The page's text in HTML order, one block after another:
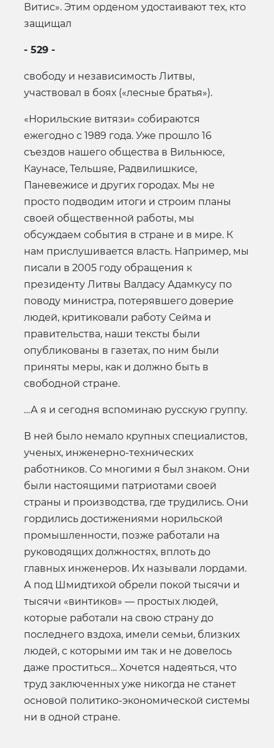
Витис». Этим орденом удостаивают тех, кто
защищал
- 529 -
свободу и независимость Литвы,
участвовал в боях («лесные братья»).
«Норильские витязи» собираются
ежегодно с 1989 года. Уже прошло 16
съездов нашего общества в Вильнюсе,
Каунасе, Тельшяе, Радвилишкисе,
Паневежисе и других городах. Мы не
просто подводим итоги и строим планы
своей общественной работы, мы
обсуждаем события в стране и в мире. К
нам прислушивается власть. Например, мы
писали в 2005 году обращения к
президенту Литвы Валдасу Адамкусу по
поводу министра, потерявшего доверие
людей, критиковали работу Сейма и
правительства, наши тексты были
опубликованы в газетах, по ним были
приняты меры, как и должно быть в
свободной стране.
…А я и сегодня вспоминаю русскую группу.
В ней было немало крупных специалистов,
ученых, инженерно-технических
работников. Со многими я был знаком. Они
были настоящими патриотами своей
страны и производства, где трудились. Они
гордились достижениями норильской
промышленности, позже работали на
руководящих должностях, вплоть до
главных инженеров. Их называли лордами.
А под Шмидтихой обрели покой тысячи и
тысячи «винтиков» — простых людей,
которые работали на свою страну до
последнего вздоха, имели семьи, близких
людей, с которыми им так и не довелось
даже проститься… Хочется надеяться, что
труд заключенных уже никогда не станет
основой политико-экономической системы
ни в одной стране.